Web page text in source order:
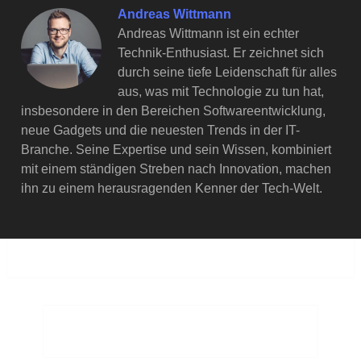
Andreas Wittmann
Andreas Wittmann ist ein echter
Technik-Enthusiast. Er zeichnet sich
durch seine tiefe Leidenschaft für alles
aus, was mit Technologie zu tun hat,
insbesondere in den Bereichen Softwareentwicklung,
neue Gadgets und die neuesten Trends in der IT-
Branche. Seine Expertise und sein Wissen, kombiniert
mit einem ständigen Streben nach Innovation, machen
ihn zu einem herausragenden Kenner der Tech-Welt.